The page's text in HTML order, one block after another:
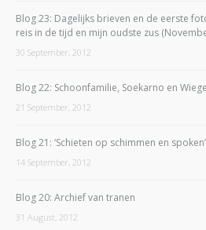
Blog 23: Dagelijks brieven en de eerste
reis in de tijd en mijn oudste zus
30 September, 2012
Blog 22: Schoonfamilie, Soekarno en
21 September, 2012
Blog 21: ‘Schieten op schimmen en spoken’
14 September, 2012
Blog 20: Archief van tranen
31 August, 2012